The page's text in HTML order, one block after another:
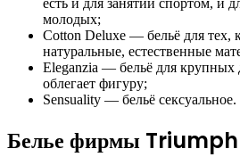
молодых;
Cotton Deluxe — бельё для тех,
натуральные, естественные
Eleganzia — бельё для крупных
облегает фигуру;
Sensuality — бельё сексуальное.
Белье фирмы Triumph